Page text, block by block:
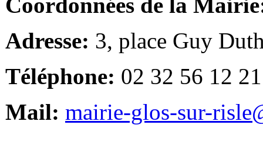
Adresse: 3, place Guy
Téléphone: 02 32 56 12 21
Mail: mairie-glos-sur-